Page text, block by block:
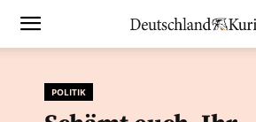
POLITIK